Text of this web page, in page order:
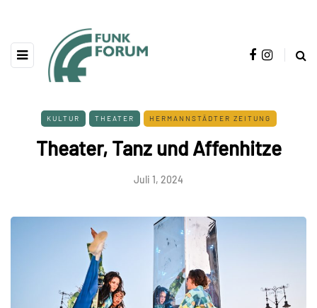
KULTUR THEATER HERMANNSTÄDTER ZEITUNG
Theater, Tanz und Affenhitze
Juli 1, 2024